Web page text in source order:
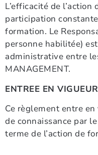
L’efficacité de
participation
formation. Le
personne habilitée)
administrative entre
MANAGEMENT.
ENTREE EN VIGUEUR
Ce règlement entre
de connaissance par
terme de l’action de